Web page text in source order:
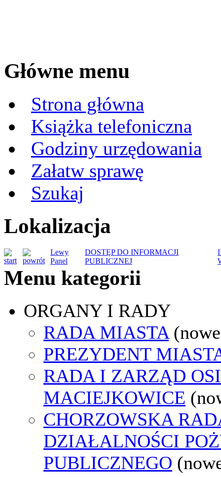
Główne menu
Strona główna
Książka telefoniczna
Godziny urzędowania
Załatw sprawę
Szukaj
Lokalizacja
Lewy
Panel
DOSTĘP DO INFORMACJI
PUBLICZNEJ
Menu kategorii
ORGANY I RADY
RADA MIASTA
PREZYDENT
RADA I ZARZĄD
MACIEJKOWICE
CHORZOWSKA
DZIAŁALNOŚCI
PUBLICZNEGO